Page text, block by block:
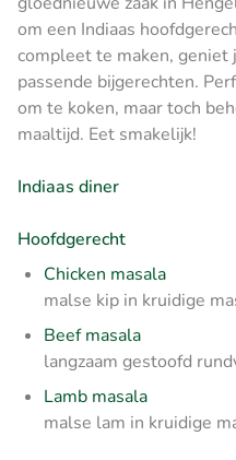
om een Indiaas
compleet te maken, geniet
passende bijgerechten.
om te koken, maar toch
maaltijd. Eet smakelijk!
Indiaas diner
Hoofdgerecht
Chicken masala
malse kip in kruidige
Beef masala
langzaam gestoofd
Lamb masala
malse lam in kruidige